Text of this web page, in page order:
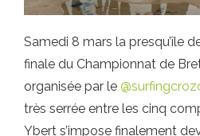
Samedi 8 mars la presqu’île
finale du Championnat de
organisée par le
très serrée entre les cinq
Ybert s’impose finalement